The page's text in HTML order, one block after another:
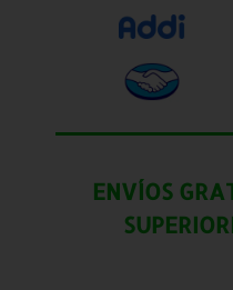
ENVÍOS